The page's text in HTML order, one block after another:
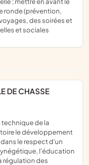
ronde (prévention,
des soirées et
et sociales
le développement
le respect d'un
l'éducation
régulation des